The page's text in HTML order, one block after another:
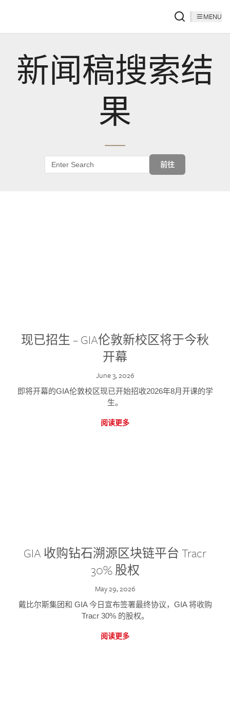
MENU
新闻稿搜索结
果
前往
现已招生 – GIA伦敦新校区将于今秋
开幕
June 3, 2026
即将开幕的GIA伦敦校区现已开始招收2026年8月开课的学
生。
阅读更多
GIA 收购钻石溯源区块链平台 Tracr
30% 股权
May 29, 2026
戴比尔斯集团和 GIA 今日宣布签署最终协议，GIA 将收购
Tracr 30% 的股权。
阅读更多